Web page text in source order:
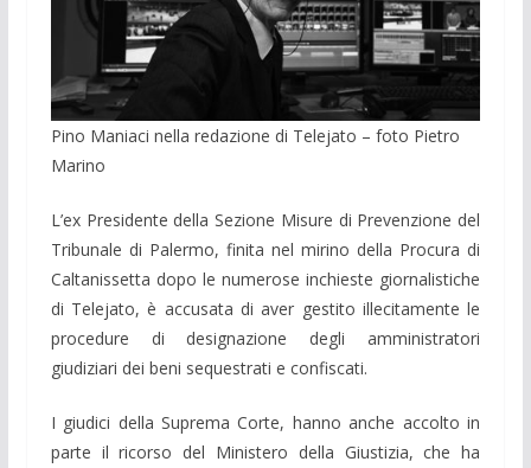
Pino Maniaci nella redazione di Telejato – foto Pietro
Marino
L’ex Presidente della Sezione Misure di Prevenzione del
Tribunale di Palermo, finita nel mirino della Procura di
Caltanissetta dopo le numerose inchieste giornalistiche
di Telejato, è accusata di aver gestito illecitamente le
procedure di designazione degli amministratori
giudiziari dei beni sequestrati e confiscati.
I giudici della Suprema Corte, hanno anche accolto in
parte il ricorso del Ministero della Giustizia, che ha